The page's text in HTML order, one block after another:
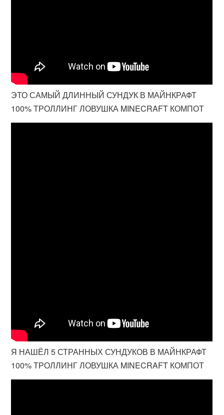
ЭТО САМЫЙ ДЛИННЫЙ СУНДУК В МАЙНКРАФТ
100% ТРОЛЛИНГ ЛОВУШКА MINECRAFT КОМПОТ
Я НАШЁЛ 5 СТРАННЫХ СУНДУКОВ В МАЙНКРАФТ
100% ТРОЛЛИНГ ЛОВУШКА MINECRAFT КОМПОТ